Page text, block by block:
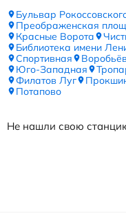
Бульвар
Преображенская
Красные Ворота
Библиотека имени
Спортивная
Юго-Западная
Филатов Луг
Потапово
Не нашли свою